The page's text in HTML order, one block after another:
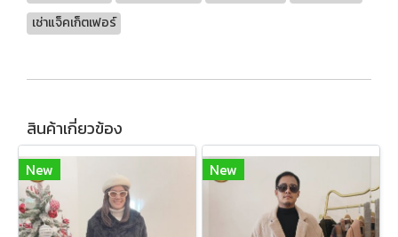
เช่าแจ็คเก็ตเฟอร์
สินค้าเกี่ยวข้อง
New New